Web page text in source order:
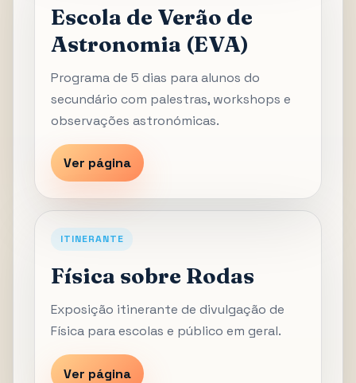
Escola de Verão de
Astronomia (EVA)
Programa de 5 dias para alunos do
secundário com palestras, workshops e
observações astronómicas.
Ver página
ITINERANTE
Física sobre Rodas
Exposição itinerante de divulgação de
Física para escolas e público em geral.
Ver página